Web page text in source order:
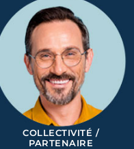
COLLECTIVITÉ /
PARTENAIRE